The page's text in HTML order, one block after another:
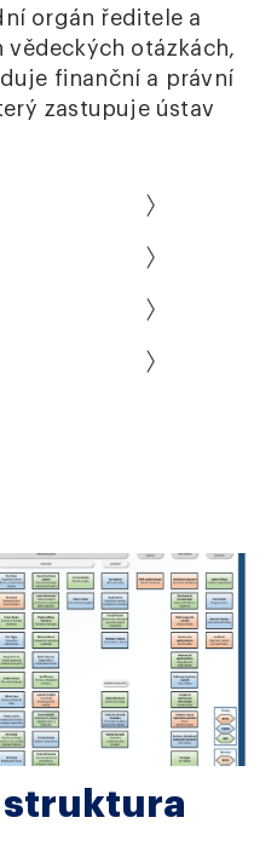
orgán ředitele a
vědeckých otázkách,
finanční a právní
zastupuje ústav